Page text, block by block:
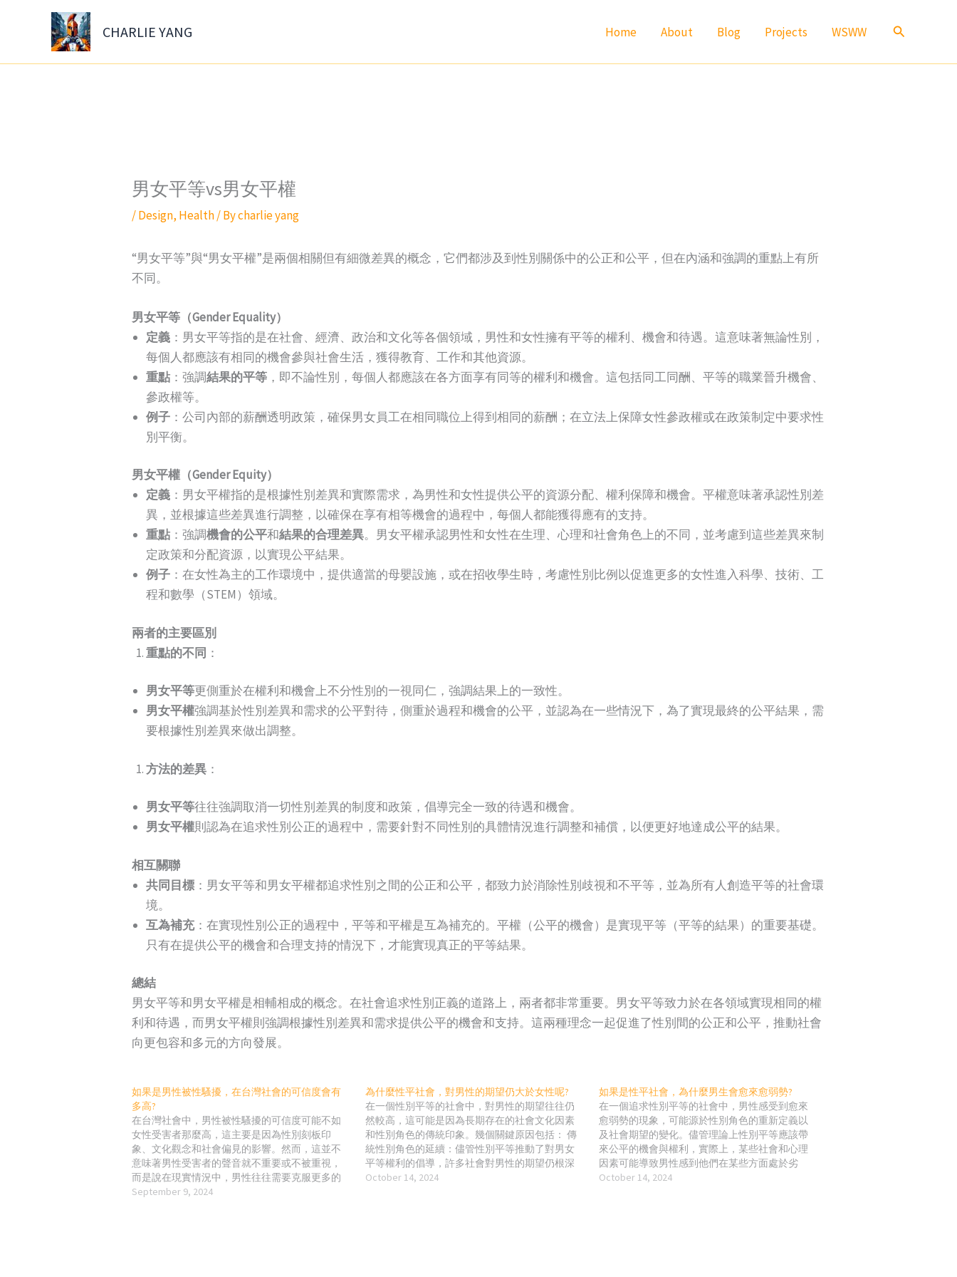
CHARLIE YANG Home About Blog Projects WSWW Search
男女平等vs男女平權
/Design, Health/ Bycharlie yang
“男女平等”與“男女平權”是兩個相關但有細微差異的概念，它們都涉及到性別關係中的公正和公平，但在內涵和強調的重點上有所
不同。
男女平等（Gender Equality）
定義 ：男女平等指的是在社會、經濟、政治和文化等各個領域，男性和女性擁有平等的權利、機會和待遇。這意味著無論性別，
每個人都應該有相同的機會參與社會生活，獲得教育、工作和其他資源。
重點 ：強調結果的平等 ，即不論性別，每個人都應該在各方面享有同等的權利和機會。這包括同工同酬、平等的職業晉升機會、
參政權等。
例子 ：公司內部的薪酬透明政策，確保男女員工在相同職位上得到相同的薪酬；在立法上保障女性參政權或在政策制定中要求性
別平衡。
男女平權（Gender Equity）
定義 ：男女平權指的是根據性別差異和實際需求，為男性和女性提供公平的資源分配、權利保障和機會。平權意味著承認性別差
異，並根據這些差異進行調整，以確保在享有相等機會的過程中，每個人都能獲得應有的支持。
重點 ：強調機會的公平和結果的合理差異。男女平權承認男性和女性在生理、心理和社會角色上的不同，並考慮到這些差異來制
定政策和分配資源，以實現公平結果。
例子 ：在女性為主的工作環境中，提供適當的母嬰設施，或在招收學生時，考慮性別比例以促進更多的女性進入科學、技術、工
程和數學（STEM）領域。
兩者的主要區別
重點的不同 ：
男女平等更側重於在權利和機會上不分性別的一視同仁，強調結果上的一致性。
男女平權強調基於性別差異和需求的公平對待，側重於過程和機會的公平，並認為在一些情況下，為了實現最終的公平結果，需
要根據性別差異來做出調整。
方法的差異 ：
男女平等往往強調取消一切性別差異的制度和政策，倡導完全一致的待遇和機會。
男女平權則認為在追求性別公正的過程中，需要針對不同性別的具體情況進行調整和補償，以便更好地達成公平的結果。
相互關聯
共同目標 ：男女平等和男女平權都追求性別之間的公正和公平，都致力於消除性別歧視和不平等，並為所有人創造平等的社會環
境。
互為補充：在實現性別公正的過程中，平等和平權是互為補充的。平權（公平的機會）是實現平等（平等的結果）的重要基礎。
只有在提供公平的機會和合理支持的情況下，才能實現真正的平等結果。
總結
男女平等和男女平權是相輔相成的概念。在社會追求性別正義的道路上，兩者都非常重要。男女平等致力於在各領域實現相同的權
利和待遇，而男女平權則強調根據性別差異和需求提供公平的機會和支持。這兩種理念一起促進了性別間的公正和公平，推動社會
向更包容和多元的方向發展。
如果是男性被性騷擾，在台灣社會的可信度會有
多高?
在台灣社會中，男性被性騷擾的可信度可能不如
女性受害者那麼高，這主要是因為性別刻板印
象、文化觀念和社會偏見的影響。然而，這並不
意味著男性受害者的聲音就不重要或不被重視，
而是說在現實情況中，男性往往需要克服更多的
社會障礙和懷疑來得到同情和支持。 台灣社會對
September 9, 2024
為什麼性平社會，對男性的期望仍大於女性呢?
在一個性別平等的社會中，對男性的期望往往仍
然較高，這可能是因為長期存在的社會文化因素
和性別角色的傳統印象。幾個關鍵原因包括： 傳
統性別角色的延續：儘管性別平等推動了對男女
平等權利的倡導，許多社會對男性的期望仍根深
蒂固。男性被認為應該負擔起「家庭支柱」的角
October 14, 2024
如果是性平社會，為什麼男生會愈來愈弱勢?
在一個追求性別平等的社會中，男性感受到愈來
愈弱勢的現象，可能源於性別角色的重新定義以
及社會期望的變化。儘管理論上性別平等應該帶
來公平的機會與權利，實際上，某些社會和心理
因素可能導致男性感到他們在某些方面處於劣
勢。這種現象可以從幾個角度來分析： 傳統男性
October 14, 2024